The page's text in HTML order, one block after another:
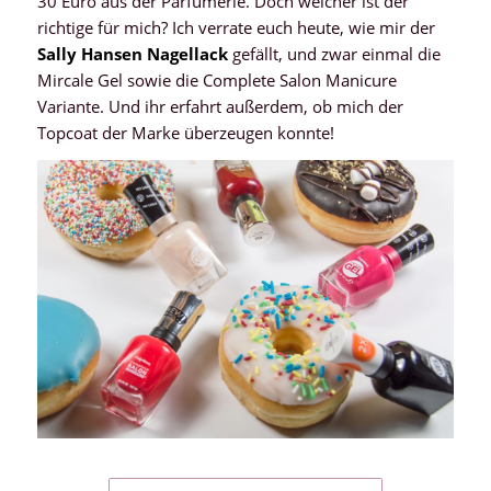
richtige für mich? Ich verrate euch heute, wie mir der
Sally Hansen Nagellack gefällt, und zwar einmal die
Mircale Gel sowie die Complete Salon Manicure
Variante. Und ihr erfahrt außerdem, ob mich der
Topcoat der Marke überzeugen konnte!